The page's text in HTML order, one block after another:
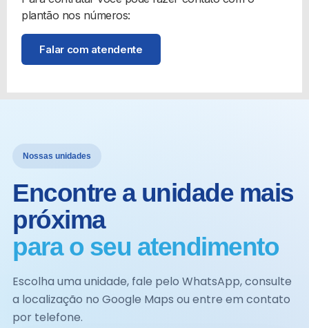
plantão nos números:
Falar com atendente
Nossas unidades
Encontre a unidade mais
próxima
para o seu atendimento
Escolha uma unidade, fale pelo WhatsApp, consulte
a localização no Google Maps ou entre em contato
por telefone.